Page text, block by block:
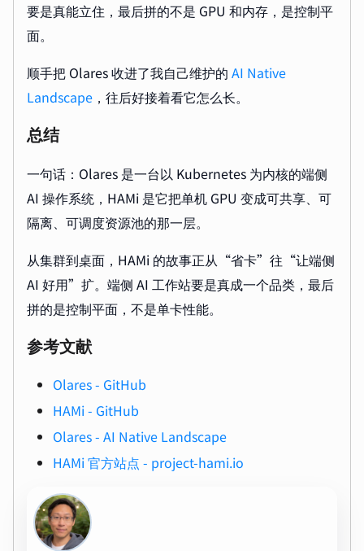
要是真能立住，最后拼的不是 GPU 和内存，是控制平
面。
顺手把 Olares 收进了我自己维护的 AI Native
Landscape ，往后好接着看它怎么长。
总结
一句话：Olares 是一台以 Kubernetes 为内核的端侧
AI 操作系统，HAMi 是它把单机 GPU 变成可共享、可
隔离、可调度资源池的那一层。
从集群到桌面，HAMi 的故事正从“省卡”往“让端侧
AI 好用”扩。端侧 AI 工作站要是真成一个品类，最后
拼的是控制平面，不是单卡性能。
参考文献
Olares - GitHub
HAMi - GitHub
Olares - AI Native Landscape
HAMi 官方站点 - project-hami.io